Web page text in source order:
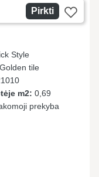
Pirkti
Style
Golden tile
m2: 0,69
prekyba